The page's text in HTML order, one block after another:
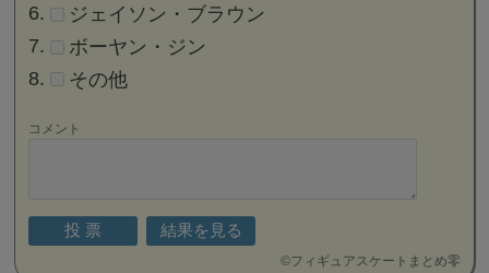
ジェイソン・ブラウン
ボーヤン・ジン
その他
コメント
©フィギュアスケートまとめ零